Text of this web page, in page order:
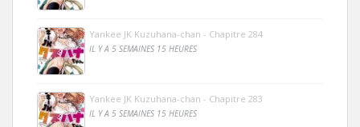
Yankee JK Kuzuhana-chan - Chapitre 284
IL Y A 5 SEMAINES 15 HEURES
Yankee JK Kuzuhana-chan - Chapitre 283
IL Y A 5 SEMAINES 15 HEURES